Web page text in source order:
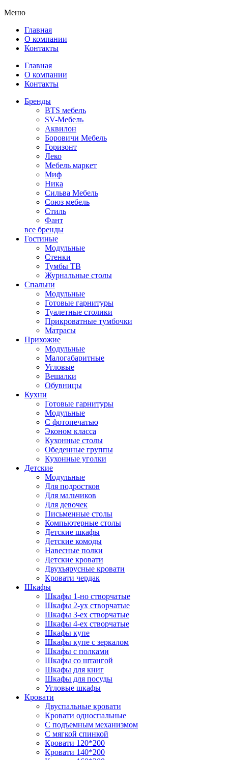
Меню
Главная
О компании
Контакты
Главная
О компании
Контакты
Бренды
BTS мебель
SV-Мебель
Аквилон
Боровичи Мебель
Горизонт
Леко
Мебель маркет
Миф
Ника
Сильва Мебель
Союз мебель
Стиль
Фант
все бренды
Гостиные
Модульные
Стенки
Тумбы ТВ
Журнальные столы
Спальни
Модульные
Готовые гарнитуры
Туалетные столики
Прикроватные тумбочки
Матрасы
Прихожие
Модульные
Малогабаритные
Угловые
Вешалки
Обувницы
Кухни
Готовые гарнитуры
Модульные
С фотопечатью
Эконом класса
Кухонные столы
Обеденные группы
Кухонные уголки
Детские
Модульные
Для подростков
Для мальчиков
Для девочек
Письменные столы
Компьютерные столы
Детские шкафы
Детские комоды
Навесные полки
Детские кровати
Двухъярусные кровати
Кровати чердак
Шкафы
Шкафы 1-но створчатые
Шкафы 2-ух створчатые
Шкафы 3-ех створчатые
Шкафы 4-ех створчатые
Шкафы купе
Шкафы купе с зеркалом
Шкафы с полками
Шкафы со штангой
Шкафы для книг
Шкафы для посуды
Угловые шкафы
Кровати
Двуспальные кровати
Кровати односпальные
С подъемным механизмом
С мягкой спинкой
Кровати 120*200
Кровати 140*200